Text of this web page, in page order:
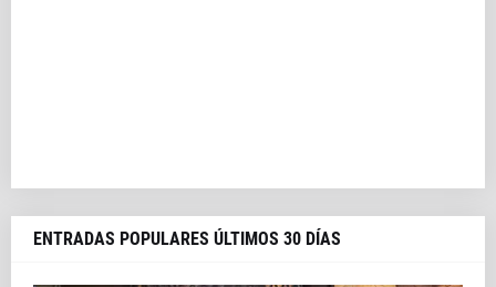
ENTRADAS POPULARES ÚLTIMOS 30 DÍAS